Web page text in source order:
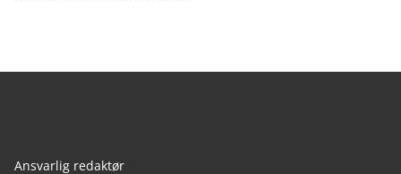
Ansvarlig redaktør